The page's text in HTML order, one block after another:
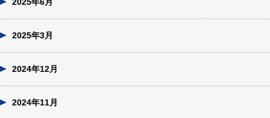
2025年3月
2024年12月
2024年11月